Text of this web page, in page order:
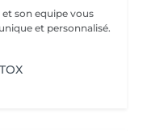
et personnalisé.